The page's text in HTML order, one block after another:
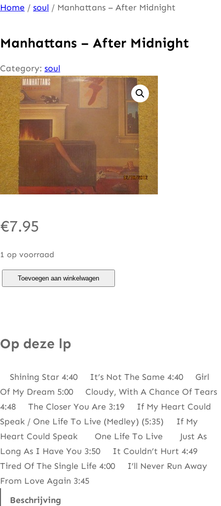
Ga
de
inhoud
Home / soul / Manhattans – After Midnight
Manhattans – After Midnight
Category: soul
€7.95
1 op voorraad
t
n
s
–
A
f
t
e
Toevoegen aan winkelwagen
Op deze lp
Shining Star 4:40 It’s Not The Same 4:40 Girl
Of My Dream 5:00 Cloudy, With A Chance Of Tears
4:48 The Closer You Are 3:19 If My Heart Could
Speak / One Life To Live (Medley) (5:35) If My
Heart Could Speak One Life To Live Just As
Long As I Have You 3:50 It Couldn’t Hurt 4:49
Tired Of The Single Life 4:00 I’ll Never Run Away
From Love Again 3:45
Beschrijving